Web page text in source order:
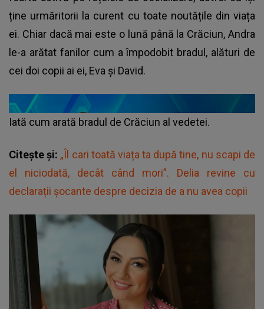
ține urmăritorii la curent cu toate noutățile din viața
ei. Chiar dacă mai este o lună până la Crăciun, Andra
le-a arătat fanilor cum a împodobit bradul, alături de
cei doi copii ai ei, Eva și David.
Iată cum arată bradul de Crăciun al vedetei.
Citește și: „Îl cari toată viața ta după tine, nu scapi de
el niciodată, decât când mori”. Delia revine cu
declarații șocante despre decizia de a nu avea copii